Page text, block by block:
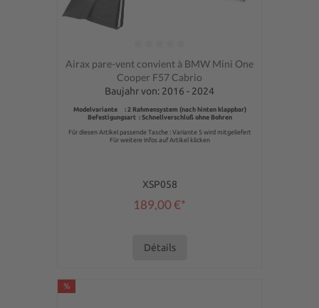
Note moyenne de 0 sur 5 étoiles
Airax pare-vent convient à BMW Mini One
Cooper F57 Cabrio
Baujahr von: 2016 - 2024
Modelvariante : 2 Rahmensystem (nach hinten klappbar)
Befestigungsart : Schnellverschluß ohne Bohren
Für diesen Artikel passende Tasche : Variante 5 wird mitgeliefert
Für weitere Infos auf Artikel klicken
XSP058
189,00 €*
Détails
%